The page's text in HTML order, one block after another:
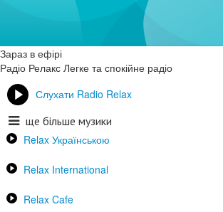
Зараз в ефірі
Радіо Релакс Легке та спокійне радіо
Слухати Radio Relax
ще більше музики
Relax Українською
Relax International
Relax Cafe